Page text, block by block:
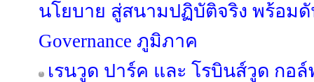
นโยบาย สู่สนามปฏิบัติจริง พร้อม
Governance ภูมิภาค
เรนวูด ปาร์ค และ โรบินส์วูด กอ